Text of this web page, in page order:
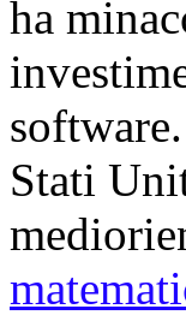
ha
Stati